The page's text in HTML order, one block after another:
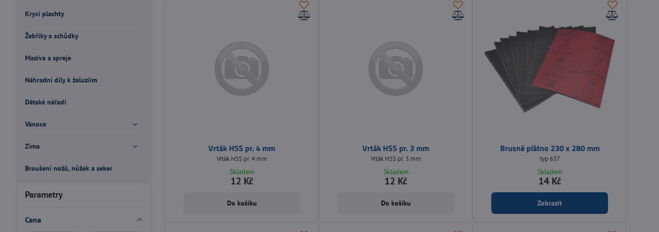
Vrták HSS pr. 4 mm
Vrták HSS pr. 4 mm
Skladem
12 Kč
Do košíku
Vrták HSS pr. 3 mm
Vrták HSS pr. 3 mm
Skladem
12 Kč
Do košíku
Brusné plátno 230 x 280 mm
typ 637
Skladem
14 Kč
Zobrazit
Parametry
Cena
Krycí plachty
Žebříky a schůdky
Maziva a spreje
Náhradní díly k žaluziím
Dětské nářadí
Vánoce
Zima
Broušení nožů, nůžek a seker